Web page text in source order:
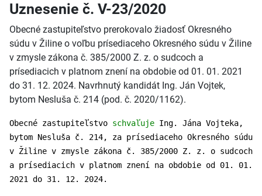
Uznesenie č. V-23/2020
Obecné zastupiteľstvo prerokovalo žiadosť Okresného
súdu v Žiline o voľbu prísediaceho Okresného súdu v Žiline
v zmysle zákona č. 385/2000 Z. z. o sudcoch a
prísediacich v platnom znení na obdobie od 01. 01. 2021
do 31. 12. 2024. Navrhnutý kandidát Ing. Ján Vojtek,
bytom Nesluša č. 214 (pod. č. 2020/1162).
Obecné zastupiteľstvo schvaľuje Ing. Jána Vojteka,
bytom Nesluša č. 214, za prísediaceho Okresného súdu
v Žiline v zmysle zákona č. 385/2000 Z. z. o sudcoch
a prísediacich v platnom znení na obdobie od 01. 01.
2021 do 31. 12. 2024.